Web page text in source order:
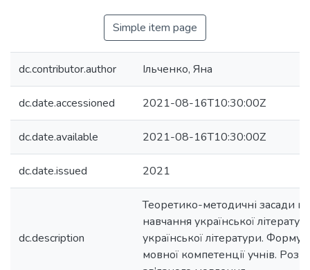
Simple item page
dc.contributor.author Ільченко, Яна
dc.date.accessioned 2021-08-16T10:30:00Z
dc.date.available 2021-08-16T10:30:00Z
dc.date.issued 2021
dc.description
Теоретико-методичні засади
навчання української
української літератури.
мовної компетенції учнів.